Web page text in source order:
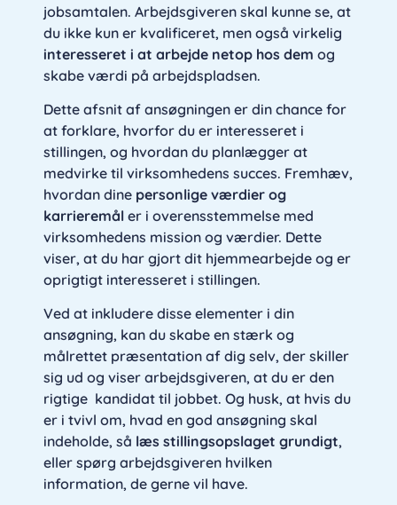
jobsamtalen. Arbejdsgiveren skal kunne se, at
du ikke kun er kvalificeret, men også virkelig
interesseret i at arbejde netop hos dem og
skabe værdi på arbejdspladsen.
Dette afsnit af ansøgningen er din chance for
at forklare, hvorfor du er interesseret i
stillingen, og hvordan du planlægger at
medvirke til virksomhedens succes. Fremhæv,
hvordan dine personlige værdier og
karrieremål er i overensstemmelse med
virksomhedens mission og værdier. Dette
viser, at du har gjort dit hjemmearbejde og er
oprigtigt interesseret i stillingen.
Ved at inkludere disse elementer i din
ansøgning, kan du skabe en stærk og
målrettet præsentation af dig selv, der skiller
sig ud og viser arbejdsgiveren, at du er den
rigtige kandidat til jobbet. Og husk, at hvis du
er i tvivl om, hvad en god ansøgning skal
indeholde, så læs stillingsopslaget grundigt,
eller spørg arbejdsgiveren hvilken
information, de gerne vil have.